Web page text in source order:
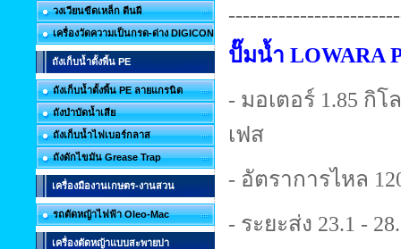
วงเวียนขีดเหล็ก ตีนผี
เครื่องวัดความเป็นกรด-ด่าง DIGICON
ถังเก็บน้ำตั้งพื้น PE
ถังเก็บน้ำตั้งพื้น PE ลายแกรนิต
ถังบำบัดน้ำเสีย
ถังเก็บน้ำไฟเบอร์กลาส
ถังดักไขมัน Grease Trap
เครื่องมืองานเกษตร-งานสวน
รถตัดหญ้าไฟฟ้า Oleo-Mac
เครื่องตัดหญ้าแบบสะพายบ่า
ปั๊มน้ำ LOWARA
- มอเตอร์ 1.85 กิโ
เฟส
- อัตราการไหล
- ระยะส่ง 23.1 -